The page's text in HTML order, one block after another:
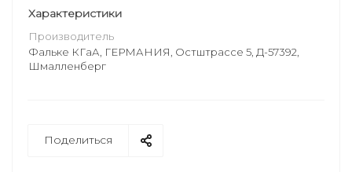
Характеристики
Производитель
Фальке КГаА, ГЕРМАНИЯ, Остштрассе 5, Д-57392,
Шмалленберг
Поделиться